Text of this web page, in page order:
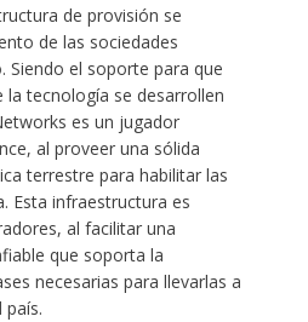
de provisión se
de las sociedades
Siendo el soporte para que
la tecnología se desarrollen
es un jugador
al proveer una sólida
terrestre para habilitar las
Esta infraestructura es
al facilitar una
que soporta la
necesarias para llevarlas a
país.